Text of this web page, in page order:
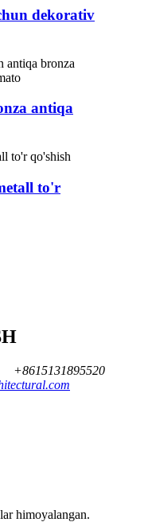
dekorativ
antiqa
to'r
+8615131895520
himoyalangan.